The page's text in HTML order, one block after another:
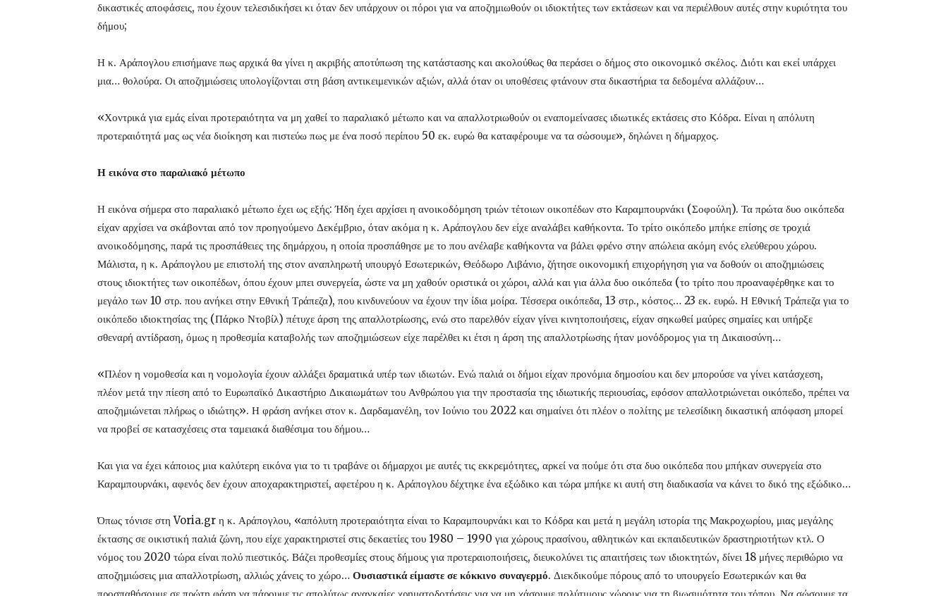
δικαστικές αποφάσεις, που έχουν τελεσιδικήσει κι όταν δεν υπάρχουν οι πόροι για να αποζημιωθούν οι ιδιοκτήτες των εκτάσεων και να περιέλθουν αυτές στην κυριότητα του
δήμου;
Η κ. Αράπογλου επισήμανε πως αρχικά θα γίνει η ακριβής αποτύπωση της κατάστασης και ακολούθως θα περάσει ο δήμος στο οικονομικό σκέλος. Διότι και εκεί υπάρχει
μια… θολούρα. Οι αποζημιώσεις υπολογίζονται στη βάση αντικειμενικών αξιών, αλλά όταν οι υποθέσεις φτάνουν στα δικαστήρια τα δεδομένα αλλάζουν…
«Χοντρικά για εμάς είναι προτεραιότητα να μη χαθεί το παραλιακό μέτωπο και να απαλλοτριωθούν οι εναπομείνασες ιδιωτικές εκτάσεις στο Κόδρα. Είναι η απόλυτη
προτεραιότητά μας ως νέα διοίκηση και πιστεύω πως με ένα ποσό περίπου 50 εκ. ευρώ θα καταφέρουμε να τα σώσουμε», δηλώνει η δήμαρχος.
Η εικόνα στο παραλιακό μέτωπο
Η εικόνα σήμερα στο παραλιακό μέτωπο έχει ως εξής: Ήδη έχει αρχίσει η ανοικοδόμηση τριών τέτοιων οικοπέδων στο Καραμπουρνάκι (Σοφούλη). Τα πρώτα δυο οικόπεδα
είχαν αρχίσει να σκάβονται από τον προηγούμενο Δεκέμβριο, όταν ακόμα η κ. Αράπογλου δεν είχε αναλάβει καθήκοντα. Το τρίτο οικόπεδο μπήκε επίσης σε τροχιά
ανοικοδόμησης, παρά τις προσπάθειες της δημάρχου, η οποία προσπάθησε με το που ανέλαβε καθήκοντα να βάλει φρένο στην απώλεια ακόμη ενός ελεύθερου χώρου.
Μάλιστα, η κ. Αράπογλου με επιστολή της στον αναπληρωτή υπουργό Εσωτερικών, Θεόδωρο Λιβάνιο, ζήτησε οικονομική επιχορήγηση για να δοθούν οι αποζημιώσεις
στους ιδιοκτήτες των οικοπέδων, όπου έχουν μπει συνεργεία, ώστε να μη χαθούν οριστικά οι χώροι, αλλά και για άλλα δυο οικόπεδα (το τρίτο που προαναφέρθηκε και το
μεγάλο των 10 στρ. που ανήκει στην Εθνική Τράπεζα), που κινδυνεύουν να έχουν την ίδια μοίρα. Τέσσερα οικόπεδα, 13 στρ., κόστος… 23 εκ. ευρώ. Η Εθνική Τράπεζα για το
οικόπεδο ιδιοκτησίας της (Πάρκο Ντοβίλ) πέτυχε άρση της απαλλοτρίωσης, ενώ στο παρελθόν είχαν γίνει κινητοποιήσεις, είχαν σηκωθεί μαύρες σημαίες και υπήρξε
σθεναρή αντίδραση, όμως η προθεσμία καταβολής των αποζημιώσεων είχε παρέλθει κι έτσι η άρση της απαλλοτρίωσης ήταν μονόδρομος για τη Δικαιοσύνη…
«Πλέον η νομοθεσία και η νομολογία έχουν αλλάξει δραματικά υπέρ των ιδιωτών. Ενώ παλιά οι δήμοι είχαν προνόμια δημοσίου και δεν μπορούσε να γίνει κατάσχεση,
πλέον μετά την πίεση από το Ευρωπαϊκό Δικαστήριο Δικαιωμάτων του Ανθρώπου για την προστασία της ιδιωτικής περιουσίας, εφόσον απαλλοτριώνεται οικόπεδο, πρέπει να
αποζημιώνεται πλήρως ο ιδιώτης». Η φράση ανήκει στον κ. Δαρδαμανέλη, τον Ιούνιο του 2022 και σημαίνει ότι πλέον ο πολίτης με τελεσίδικη δικαστική απόφαση μπορεί
να προβεί σε κατασχέσεις στα ταμειακά διαθέσιμα του δήμου…
Και για να έχει κάποιος μια καλύτερη εικόνα για το τι τραβάνε οι δήμαρχοι με αυτές τις εκκρεμότητες, αρκεί να πούμε ότι στα δυο οικόπεδα που μπήκαν συνεργεία στο
Καραμπουρνάκι, αφενός δεν έχουν αποχαρακτηριστεί, αφετέρου η κ. Αράπογλου δέχτηκε ένα εξώδικο και τώρα μπήκε κι αυτή στη διαδικασία να κάνει το δικό της εξώδικο…
Όπως τόνισε στη Voria.gr η κ. Αράπογλου, «απόλυτη προτεραιότητα είναι το Καραμπουρνάκι και το Κόδρα και μετά η μεγάλη ιστορία της Μακροχωρίου, μιας μεγάλης
έκτασης σε οικιστική παλιά ζώνη, που είχε χαρακτηριστεί στις δεκαετίες του 1980 – 1990 για χώρους πρασίνου, αθλητικών και εκπαιδευτικών δραστηριοτήτων κτλ. Ο
νόμος του 2020 τώρα είναι πολύ πιεστικός. Βάζει προθεσμίες στους δήμους για προτεραιοποιήσεις, διευκολύνει τις απαιτήσεις των ιδιοκτητών, δίνει 18 μήνες περιθώριο να
αποζημιώσεις μια απαλλοτρίωση, αλλιώς χάνεις το χώρο… Ουσιαστικά είμαστε σε κόκκινο συναγερμό. Διεκδικούμε πόρους από το υπουργείο Εσωτερικών και θα